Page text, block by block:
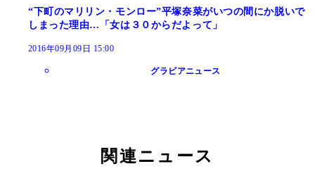
“下町のマリリン・モンロー”平塚奈菜がいつの間にか脱いで
しまった理由…「女は３０からだよって」
2016年09月09日 15:00
グラビアニュース
関連ニュース